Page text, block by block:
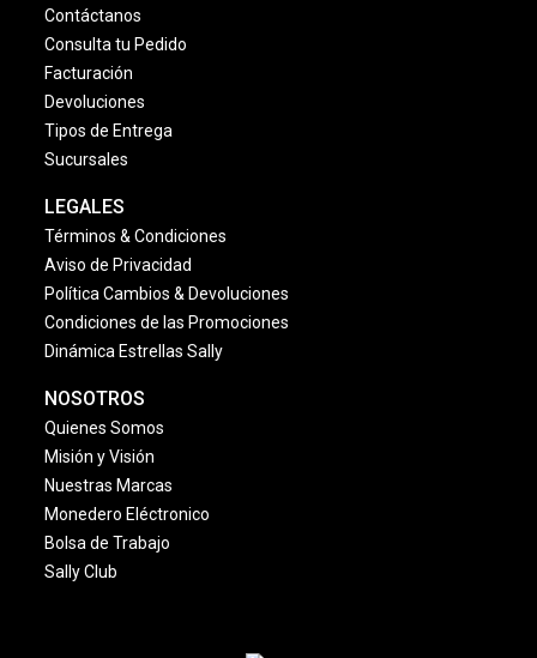
Contáctanos
Consulta tu Pedido
Facturación
Devoluciones
Tipos de Entrega
Sucursales
LEGALES
Términos & Condiciones
Aviso de Privacidad
Política Cambios & Devoluciones
Condiciones de las Promociones
Dinámica Estrellas Sally
NOSOTROS
Quienes Somos
Misión y Visión
Nuestras Marcas
Monedero Eléctronico
Bolsa de Trabajo
Sally Club